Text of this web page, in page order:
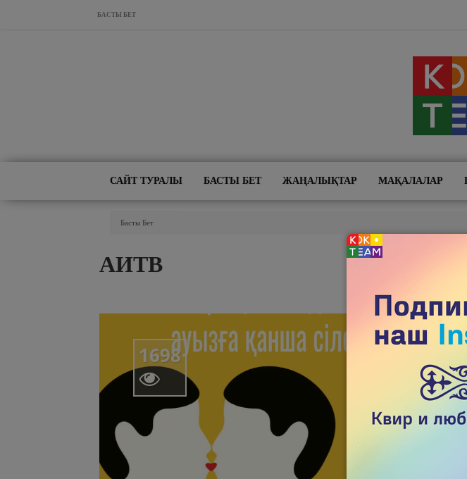
Skip to main contentБАСТЫ БЕТ
САЙТ ТУРАЛЫ БАСТЫ БЕТ ЖАҢАЛЫҚТАР МАҚАЛАЛАР
Басты Бет
АИТВ
1698
